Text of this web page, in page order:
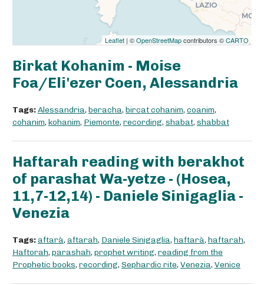
Leaflet | ©OpenStreetMapcontributors ©CARTO
Birkat Kohanim - Moise
Foa/Eli'ezer Coen, Alessandria
Tags:Alessandria, beracha, bircat cohanim, coanim,
cohanim, kohanim, Piemonte, recording, shabat, shabbat
Haftarah reading with berakhot
of parashat Wa-yetze - (Hosea,
11,7-12,14) - Daniele Sinigaglia -
Venezia
Tags:aftarà, aftarah, Daniele Sinigaglia, haftarà, haftarah,
Haftorah, parashah, prophet writing, reading from the
Prophetic books, recording, Sephardic rite, Venezia, Venice